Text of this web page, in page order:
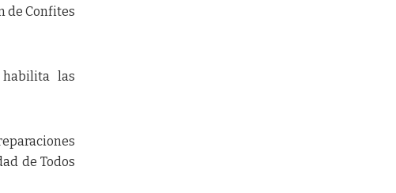
de Confites
las
de Todos